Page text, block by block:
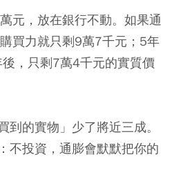
元，放在銀行不動。如果通
買力就只剩9萬7千元；5年
，只剩7萬4千元的實質價
到的實物」少了將近三成。
不投資，通膨會默默把你的